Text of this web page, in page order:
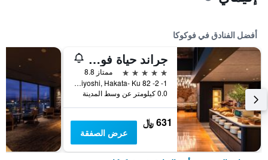
أفضل الفنادق في فوكوكا
جراند حياة فوكوكا
5 نجوم
ممتاز 8.8
1- 2- 82 Sumiyoshi, Hakata- Ku, فوكوكا, اليابان
0.0 كيلومتر عن وسط المدينة
631 ﷼
عرض الصفقة